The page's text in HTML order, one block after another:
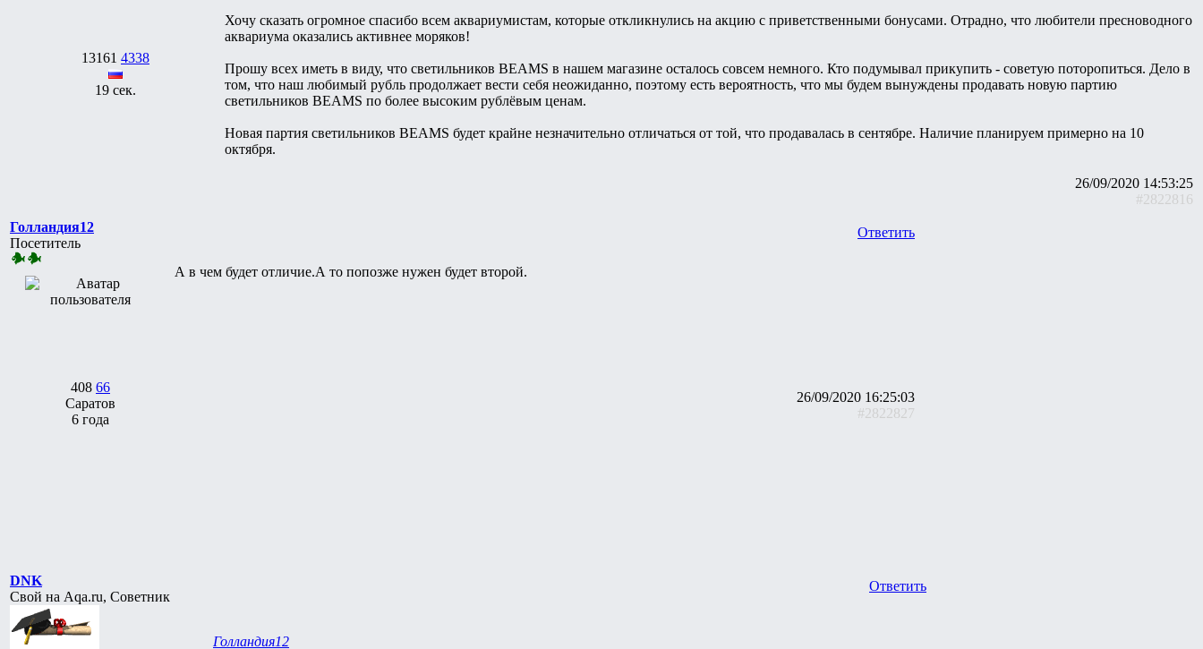
13161 4338
19 сек.
Хочу сказать огромное спасибо всем аквариумистам, которые откликнулись на акцию с приветственными бонусами. Отрадно, что любители пресноводного
аквариума оказались активнее моряков!
Прошу всех иметь в виду, что светильников BEAMS в нашем магазине осталось совсем немного. Кто подумывал прикупить - советую поторопиться. Дело в
том, что наш любимый рубль продолжает вести себя неожиданно, поэтому есть вероятность, что мы будем вынуждены продавать новую партию
светильников BEAMS по более высоким рублёвым ценам.
Новая партия светильников BEAMS будет крайне незначительно отличаться от той, что продавалась в сентябре. Наличие планируем примерно на 10
октября.
26/09/2020 14:53:25
#2822816
Голландия12
Посетитель
408 66
Саратов
6 года
Ответить
А в чем будет отличие.А то попозже нужен будет второй.
26/09/2020 16:25:03
#2822827
DNK
Свой на Aqa.ru, Советник
Ответить
Голландия12